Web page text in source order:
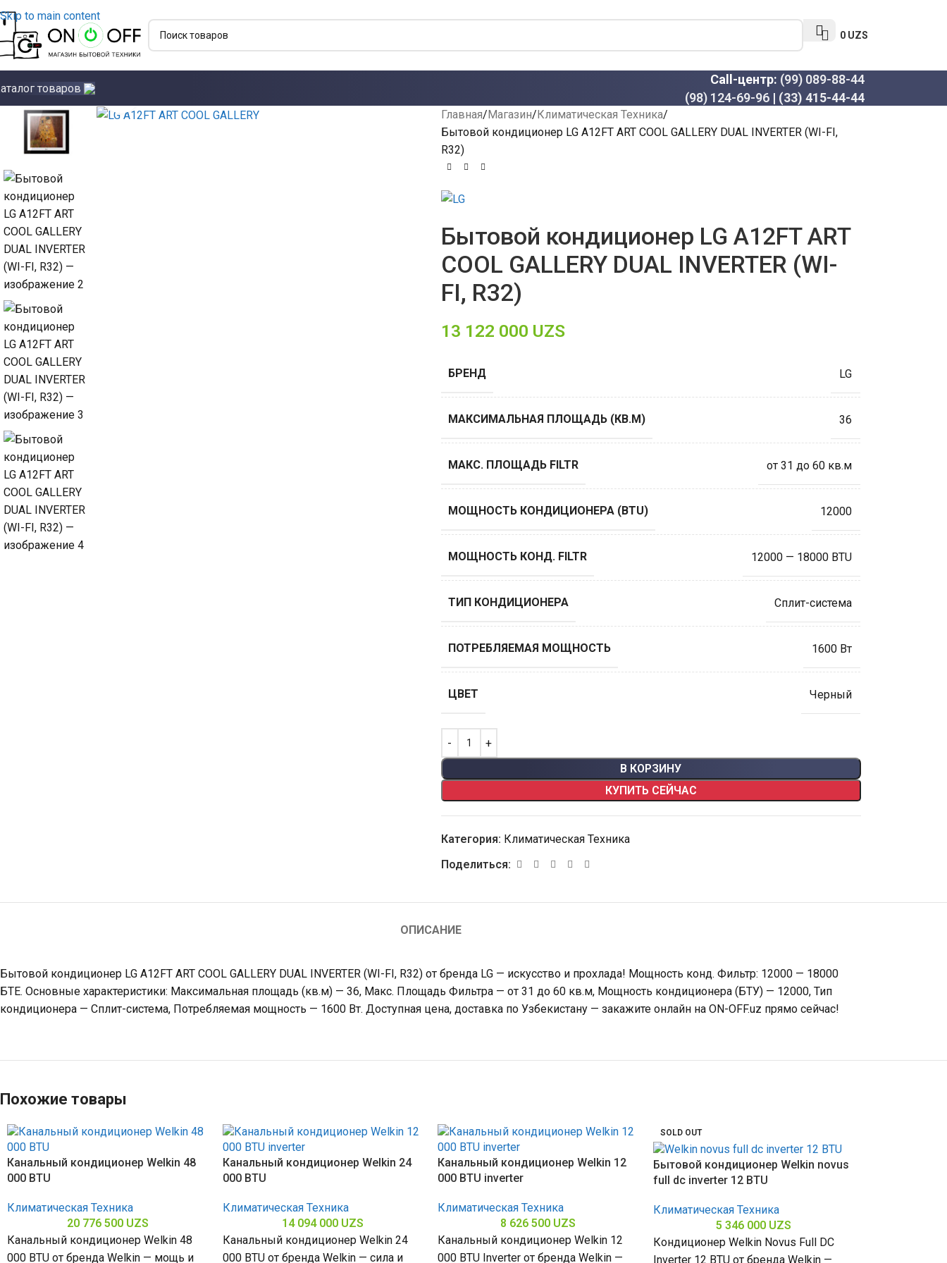
Skip to main content
0 UZS
товаров
Call-центр: (99) 089-88-44
(98) 124-69-96 | (33) 415-44-44
Главная Магазин Климатическая Техника
Бытовой кондиционер LG A12FT ART COOL GALLERY DUAL INVERTER (WI-FI,
R32)
Бытовой кондиционер LG A12FT ART
COOL GALLERY DUAL INVERTER (WI-
FI, R32)
13 122 000 UZS
БРЕНД LG
МАКСИМАЛЬНАЯ ПЛОЩАДЬ (КВ.М) 36
МАКС. ПЛОЩАДЬ FILTR от 31 до 60 кв.м
МОЩНОСТЬ КОНДИЦИОНЕРА (BTU) 12000
МОЩНОСТЬ КОНД. FILTR 12000 — 18000 BTU
ТИП КОНДИЦИОНЕРА Сплит-система
ПОТРЕБЛЯЕМАЯ МОЩНОСТЬ 1600 Вт
ЦВЕТ Черный
В КОРЗИНУ
КУПИТЬ СЕЙЧАС
Категория: Климатическая Техника
Поделиться:
ОПИСАНИЕ
Бытовой кондиционер LG A12FT ART COOL GALLERY DUAL INVERTER (WI-FI, R32) от бренда LG — искусство и прохлада! Мощность конд. Фильтр: 12000 — 18000
БТЕ. Основные характеристики: Максимальная площадь (кв.м) — 36, Макс. Площадь Фильтра — от 31 до 60 кв.м, Мощность кондиционера (БТУ) — 12000, Тип
кондиционера — Сплит-система, Потребляемая мощность — 1600 Вт. Доступная цена, доставка по Узбекистану — закажите онлайн на ON-OFF.uz прямо сейчас!
Похожие товары
Канальный кондиционер Welkin 48
000 BTU
Климатическая Техника
20 776 500 UZS
Канальный кондиционер Welkin 48
000 BTU от бренда Welkin — мощь и
Канальный кондиционер Welkin 24
000 BTU
Климатическая Техника
14 094 000 UZS
Канальный кондиционер Welkin 24
000 BTU от бренда Welkin — сила и
Канальный кондиционер Welkin 12
000 BTU inverter
Климатическая Техника
8 626 500 UZS
Канальный кондиционер Welkin 12
000 BTU Inverter от бренда Welkin —
SOLD OUT
Бытовой кондиционер Welkin novus
full dc inverter 12 BTU
Климатическая Техника
5 346 000 UZS
Кондиционер Welkin Novus Full DC
Inverter 12 BTU от бренда Welkin —